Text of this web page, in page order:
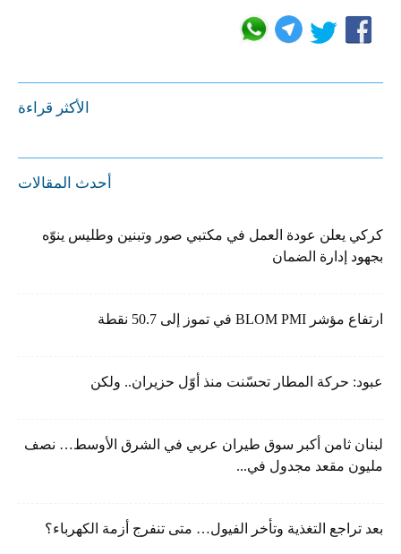
الأكثر قراءة
أحدث المقالات
كركي يعلن عودة العمل في مكتبي صور وتبنين وطليس ينوّه
بجهود إدارة الضمان
ارتفاع مؤشر BLOM PMI في تموز إلى 50.7 نقطة
عبود: حركة المطار تحسّنت منذ أوّل حزيران.. ولكن
لبنان ثامن أكبر سوق طيران عربي في الشرق الأوسط… نصف
مليون مقعد مجدول في...
بعد تراجع التغذية وتأخر الفيول… متى تنفرج أزمة الكهرباء؟